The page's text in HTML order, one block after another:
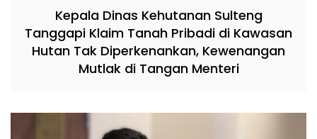
Kepala Dinas Kehutanan Sulteng
Tanggapi Klaim Tanah Pribadi di Kawasan
Hutan Tak Diperkenankan, Kewenangan
Mutlak di Tangan Menteri